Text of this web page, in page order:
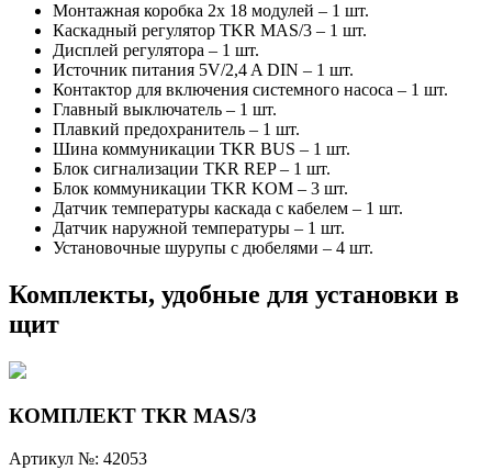
Монтажная коробка 2x 18 модулей – 1 шт.
Каскадный регулятор TKR МАS/3 – 1 шт.
Дисплей регулятора – 1 шт.
Источник питания 5V/2,4 A DIN – 1 шт.
Контактор для включения системного насоса – 1 шт.
Главный выключатель – 1 шт.
Плавкий предохранитель – 1 шт.
Шина коммуникации TKR BUS – 1 шт.
Блок сигнализации TKR REP – 1 шт.
Блок коммуникации TKR KOM – 3 шт.
Датчик температуры каскада с кабелем – 1 шт.
Датчик наружной температуры – 1 шт.
Установочные шурупы с дюбелями – 4 шт.
Комплекты, удобные для установки в
щит
КОМПЛЕКТ TKR MAS/3
Артикул №: 42053